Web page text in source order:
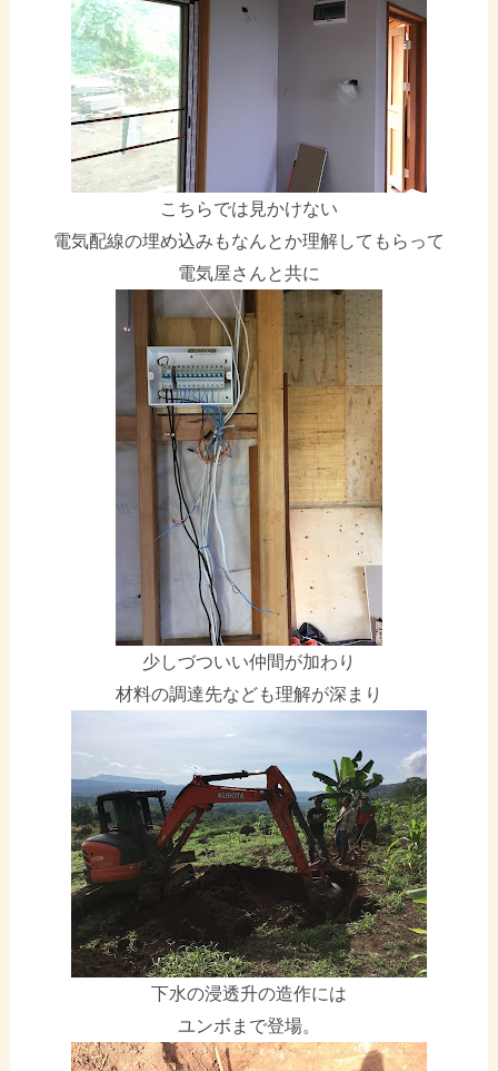
こちらでは見かけない
電気配線の埋め込みもなんとか理解してもらって
電気屋さんと共に
少しづついい仲間が加わり
材料の調達先なども理解が深まり
下水の浸透升の造作には
ユンボまで登場。